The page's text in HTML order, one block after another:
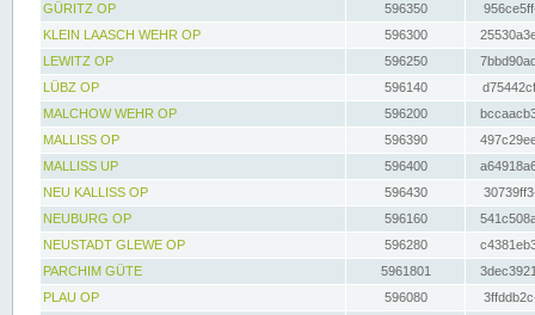
GÜRITZ OP
596350
KLEIN LAASCH WEHR OP
596300
LEWITZ OP
596250
LÜBZ OP
596140
MALCHOW WEHR OP
596200
MALLISS OP
596390
MALLISS UP
596400
NEU KALLISS OP
596430
NEUBURG OP
596160
NEUSTADT GLEWE OP
596280
PARCHIM GÜTE
5961801
PLAU OP
596080